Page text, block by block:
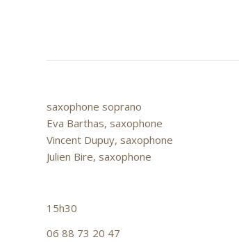
saxophone soprano
Eva Barthas, saxophone
Vincent Dupuy, saxophone
Julien Bire, saxophone
15h30
06 88 73 20 47